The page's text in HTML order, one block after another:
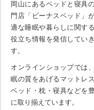
岡山にあるベッドと寝具
門店「ビーナスベッド」
適な睡眠や暮らしに関す
役立ち情報を発信してい
す。
オンラインショップでは
眠の質をあげるマットレス
ベッド・枕・寝具などを
に取り揃えています。